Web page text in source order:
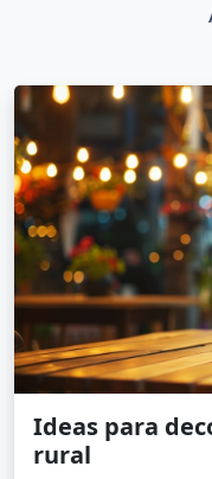
Ideas para
rural